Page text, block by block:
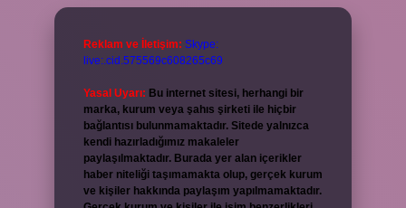
Reklam ve İletişim: Skype:
live:.cid.575569c608265c69
Yasal Uyarı: Bu internet sitesi, herhangi bir
marka, kurum veya şahıs şirketi ile hiçbir
bağlantısı bulunmamaktadır. Sitede yalnızca
kendi hazırladığımız makaleler
paylaşılmaktadır. Burada yer alan içerikler
haber niteliği taşımamakta olup, gerçek kurum
ve kişiler hakkında paylaşım yapılmamaktadır.